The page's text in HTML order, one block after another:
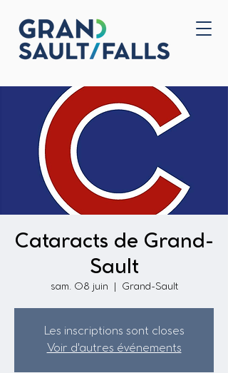
Accueil
Cataracts de Grand-
Sault
sam. 08 juin Grand-Sault
Les inscriptions sont closes
Voir d'autres événements